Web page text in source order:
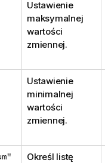
Ustawienie
maksymalnej
wartości
zmiennej.
Ustawienie
minimalnej
wartości
zmiennej.
Określ listę